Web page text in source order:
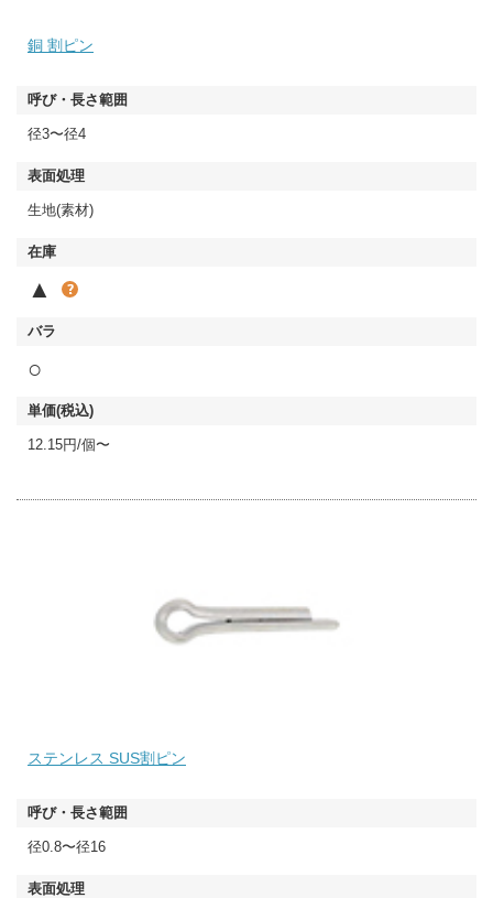
銅 割ピン
径3〜径4
生地(素材)
▲
○
12.15円/個〜
ステンレス SUS割ピン
径0.8〜径16